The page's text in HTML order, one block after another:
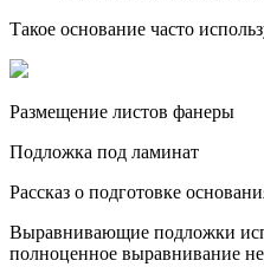
Такое основание часто
Размещение листов фанеры
Подложка под ламинат
Рассказ о подготовке
Выравнивающие подложки
полноценное выравнивание